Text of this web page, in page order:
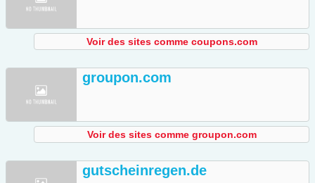
Voir des sites comme coupons.com
groupon.com
Voir des sites comme groupon.com
gutscheinregen.de